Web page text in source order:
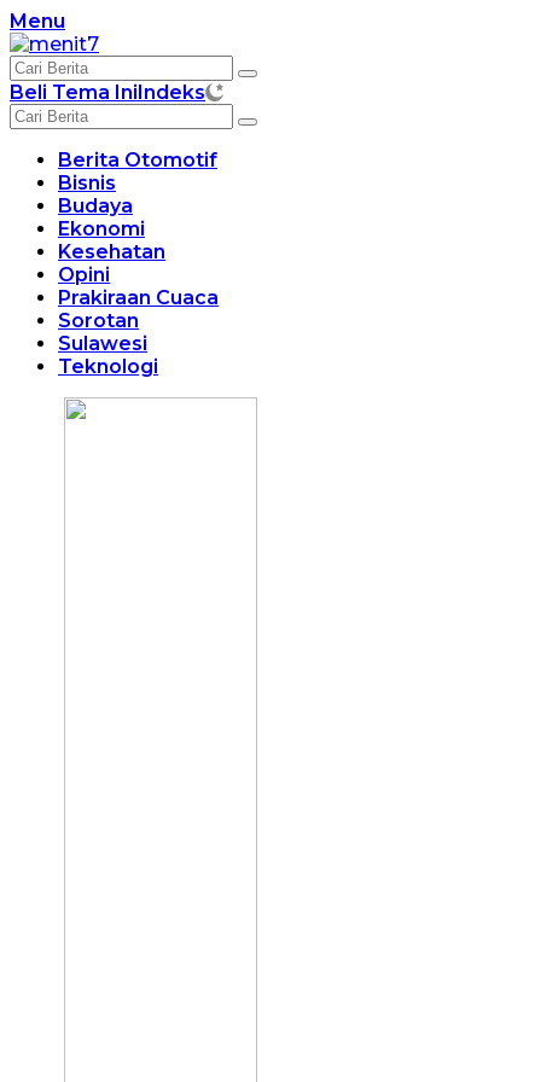
Langsung
ke
konten
Menu
Beli Tema IniIndeks
Berita Otomotif
Bisnis
Budaya
Ekonomi
Kesehatan
Opini
Prakiraan Cuaca
Sorotan
Sulawesi
Teknologi